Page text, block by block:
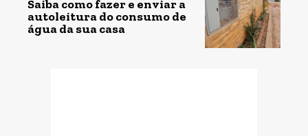
Saiba como fazer e enviar a
autoleitura do consumo de
água da sua casa